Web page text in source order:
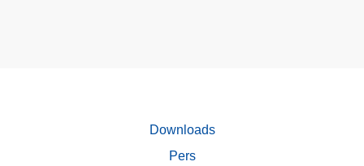
Downloads
Pers